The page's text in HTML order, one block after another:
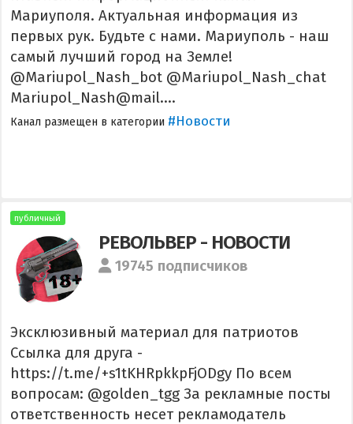
Мариуполя. Актуальная информация из
первых рук. Будьте с нами. Мариуполь - наш
самый лучший город на Земле!
@Mariupol_Nash_bot @Mariupol_Nash_chat
Mariupol_Nash@mail....
Канал размещен в категории #Новости
публичный
РЕВОЛЬВЕР - НОВОСТИ
19745 подписчиков
Эксклюзивный материал для патриотов
Ссылка для друга -
https://t.me/+s1tKHRpkkpFjODgy По всем
вопросам: @golden_tgg За рекламные посты
ответственность несет рекламодатель